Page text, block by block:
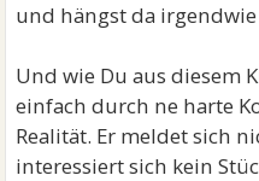
und hängst da
Und wie Du aus diesem
einfach durch ne harte
Realität. Er meldet sich
interessiert sich kein